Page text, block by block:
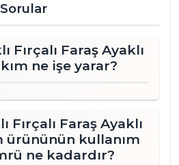
ürün yelpazesi vetoptan
kurumsal müşterilere
süpürge takımıve
kalite ve fiyat dengesini
Fırçalı Faraş Ayaklı
ne işe yarar?
Fırçalı Faraş Ayaklı
ürününün kullanım
ne kadardır?